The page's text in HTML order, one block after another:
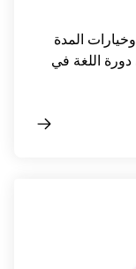
المدة
دورة اللغة في